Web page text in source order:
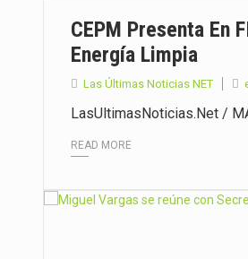
CEPM Presenta En
Energía Limpia
Las Últimas Noticias NET
LasUltimasNoticias.Net /
READ MORE